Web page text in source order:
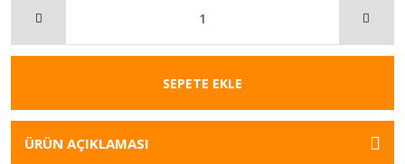
SEPETE EKLE
ÜRÜN AÇIKLAMASI